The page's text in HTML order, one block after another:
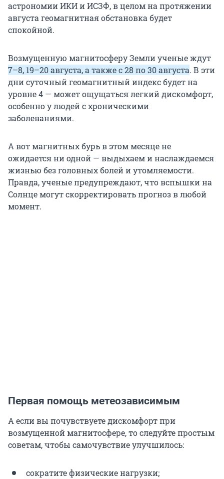
астрономии ИКИ и ИСЗФ, в целом на протяжении
августа геомагнитная обстановка будет
спокойной.
Возмущенную магнитосферу Земли ученые ждут
7–8, 19–20 августа, а также с 28 по 30 августа. В эти
дни суточный геомагнитный индекс будет на
уровне 4 — может ощущаться легкий дискомфорт,
особенно у людей с хроническими
заболеваниями.
А вот магнитных бурь в этом месяце не
ожидается ни одной — выдыхаем и наслаждаемся
жизнью без головных болей и утомляемости.
Правда, ученые предупреждают, что вспышки на
Солнце могут скорректировать прогноз в любой
момент.
Первая помощь метеозависимым
А если вы почувствуете дискомфорт при
возмущенной магнитосфере, то следуйте простым
советам, чтобы самочувствие улучшилось:
сократите физические нагрузки;